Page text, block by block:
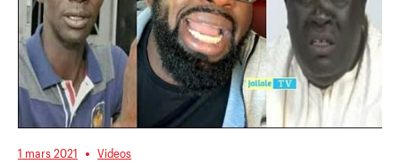
1 mars 2021 Videos